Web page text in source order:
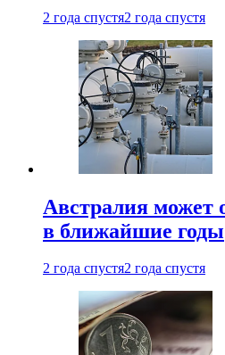
2 года спустя2 года спустя
Австралия может
в ближайшие годы
2 года спустя2 года спустя